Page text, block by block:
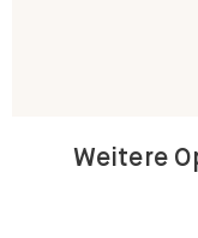
Weitere